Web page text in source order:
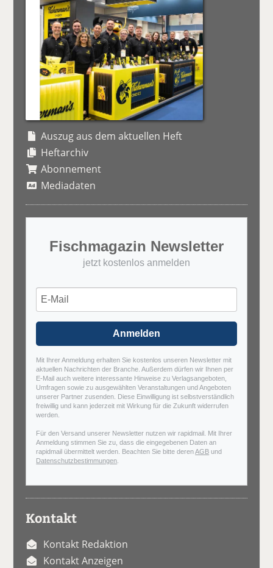
Auszug aus dem aktuellen Heft
Heftarchiv
Abonnement
Mediadaten
Fischmagazin Newsletter
jetzt kostenlos anmelden
Anmelden
Mit Ihrer Anmeldung erhalten Sie kostenlos unseren Newsletter mit
aktuellen Nachrichten der Branche. Außerdem dürfen wir Ihnen per
E-Mail auch weitere interessante Hinweise zu Verlagsangeboten,
Umfragen sowie zu ausgewählten Veranstaltungen und Angeboten
unserer Partner zusenden. Diese Einwilligung ist selbstverständlich
freiwillig und kann jederzeit mit Wirkung für die Zukunft widerrufen
werden.
Für den Versand unserer Newsletter nutzen wir rapidmail. Mit Ihrer
Anmeldung stimmen Sie zu, dass die eingegebenen Daten an
rapidmail übermittelt werden. Beachten Sie bitte derenAGB und
Datenschutzbestimmungen
Kontakt
Kontakt Redaktion
Kontakt Anzeigen